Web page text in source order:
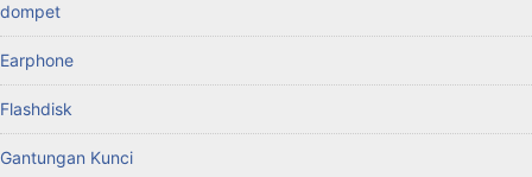
dompet
Earphone
Flashdisk
Gantungan Kunci